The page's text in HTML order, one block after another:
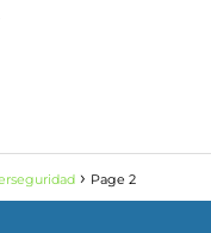
Page 2